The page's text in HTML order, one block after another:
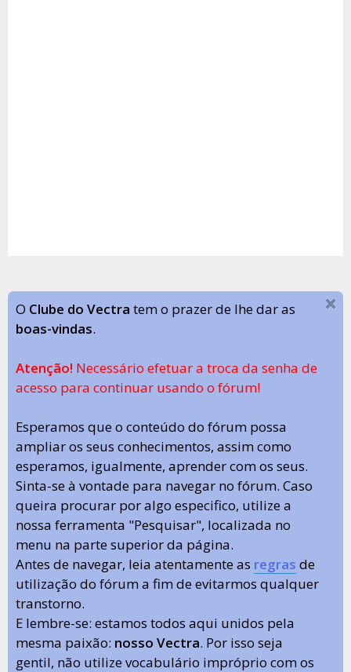
O Clube do Vectra tem o prazer de lhe dar as
boas-vindas.
Atenção! Necessário efetuar a troca da senha de
acesso para continuar usando o fórum!
Esperamos que o conteúdo do fórum possa
ampliar os seus conhecimentos, assim como
esperamos, igualmente, aprender com os seus.
Sinta-se à vontade para navegar no fórum. Caso
queira procurar por algo especifico, utilize a
nossa ferramenta "Pesquisar", localizada no
menu na parte superior da página.
Antes de navegar, leia atentamente as regras de
utilização do fórum a fim de evitarmos qualquer
transtorno.
E lembre-se: estamos todos aqui unidos pela
mesma paixão: nosso Vectra. Por isso seja
gentil, não utilize vocabulário impróprio com os